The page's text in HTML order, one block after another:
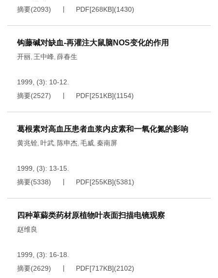
摘要(2093) PDF[268KB](1430)
钩藤碱对缺血-再灌注大鼠脑NOS变化的作用
开丽, 王中峰, 薛春生
1999, (3): 10-12.
摘要(2527) PDF[251KB](1154)
葛根素对高血压患者血浆内皮素和一氧化氮的影响
黄兆铨, 叶武, 陈申杰, 毛威, 秦南屏
1999, (3): 13-15.
摘要(5338) PDF[255KB](5381)
四种萆薢类药材原植物叶表面扫描电镜观察
赵维良
1999, (3): 16-18.
摘要(2629) PDF[717KB](2102)